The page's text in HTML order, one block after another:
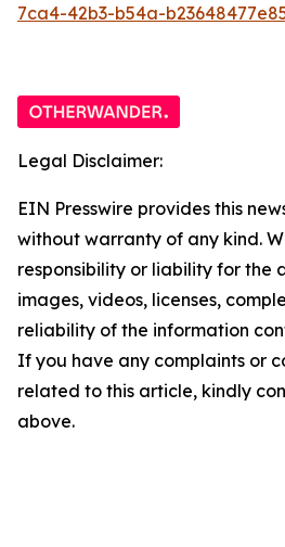
7ca4-42b3-b54a-
Legal Disclaimer:
EIN Presswire provides this
without warranty of any kind.
responsibility or liability for the
images, videos, licenses,
reliability of the information
If you have any complaints or
related to this article, kindly
above.